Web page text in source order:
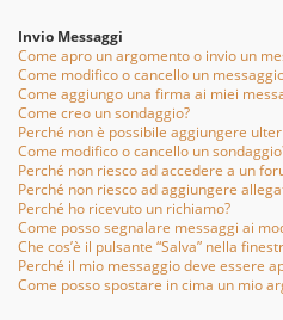
Invio Messaggi
Come apro un argomento o invio un
Come modifico o cancello un
Come aggiungo una firma ai miei
Come creo un sondaggio?
Perché non è possibile aggiungere
Come modifico o cancello un
Perché non riesco ad accedere a un
Perché non riesco ad aggiungere
Perché ho ricevuto un richiamo?
Come posso segnalare messaggi ai
Che cos’è il pulsante “Salva” nella
Perché il mio messaggio deve essere
Come posso spostare in cima un mio